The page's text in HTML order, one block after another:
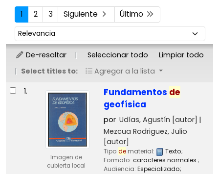
Ordenar
1 2 3 Siguiente Último
Ordenar por:
De-resaltar Seleccionar todo
Limpiar todo
Select titles to:
Agregar a la lista
Resultados
1.
Imagen de
cubierta local
Fundamentos de
geofísica
por Udías, Agustín [autor]
Mezcua Rodriguez, Julio
[autor]
Tipo dematerial: Texto;
Formato: caracteres normales ;
Audiencia: Especializado;